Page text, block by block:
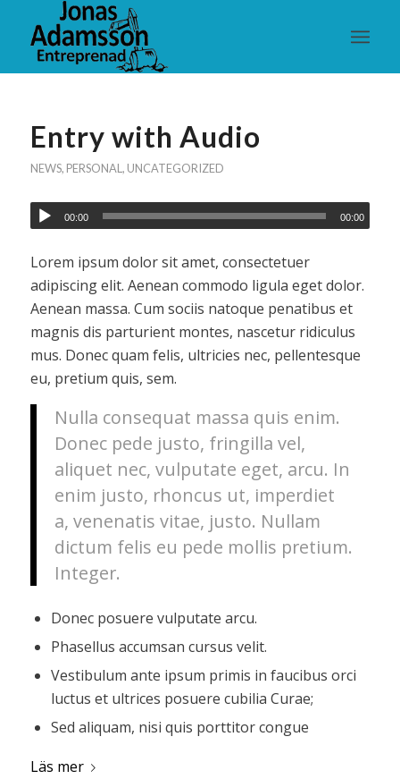
Entry with Audio
NEWS, PERSONAL , UNCATEGORIZED
00:00 00:00
Lorem ipsum dolor sit amet, consectetuer
adipiscing elit. Aenean commodo ligula eget dolor.
Aenean massa. Cum sociis natoque penatibus et
magnis dis parturient montes, nascetur ridiculus
mus. Donec quam felis, ultricies nec, pellentesque
eu, pretium quis, sem.
Nulla consequat massa quis enim.
Donec pede justo, fringilla vel,
aliquet nec, vulputate eget, arcu. In
enim justo, rhoncus ut, imperdiet
a, venenatis vitae, justo. Nullam
dictum felis eu pede mollis pretium.
Integer.
Donec posuere vulputate arcu.
Phasellus accumsan cursus velit.
Vestibulum ante ipsum primis in faucibus orci
luctus et ultrices posuere cubilia Curae;
Sed aliquam, nisi quis porttitor congue
Läs mer